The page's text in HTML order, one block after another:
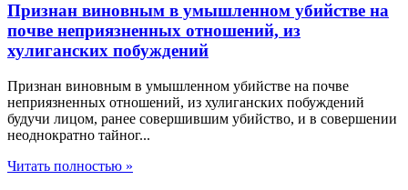
Признан виновным в умышленном убийстве на
почве неприязненных отношений, из
хулиганских побуждений
Признан виновным в умышленном убийстве на почве
неприязненных отношений, из хулиганских побуждений
будучи лицом, ранее совершившим убийство, и в совершении
неоднократно тайног...
Читать полностью »